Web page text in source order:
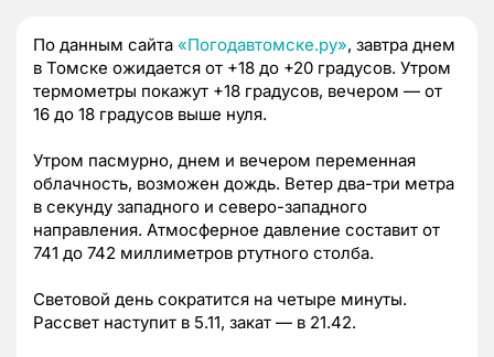
По данным сайта «Погодавтомске.ру», завтра днем
в Томске ожидается от +18 до +20 градусов. Утром
термометры покажут +18 градусов, вечером — от
16 до 18 градусов выше нуля.
Утром пасмурно, днем и вечером переменная
облачность, возможен дождь. Ветер два-три метра
в секунду западного и северо-западного
направления. Атмосферное давление составит от
741 до 742 миллиметров ртутного столба.
Световой день сократится на четыре минуты.
Рассвет наступит в 5.11, закат — в 21.42.